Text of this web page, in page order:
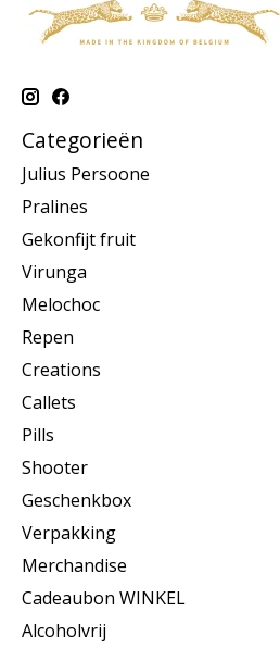
Categorieën
Julius Persoone
Pralines
Gekonfijt fruit
Virunga
Melochoc
Repen
Creations
Callets
Pills
Shooter
Geschenkbox
Verpakking
Merchandise
Cadeaubon WINKEL
Alcoholvrij